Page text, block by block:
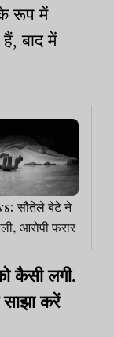
के रूप में
बाद में
सौतेले बेटे ने
आरोपी फरार
कैसी लगी.
साझा करें